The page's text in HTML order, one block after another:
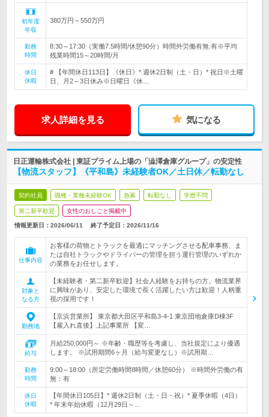
初年度
年収
380万円～550万円
勤務
時間
8:30～17:30（実働7.5時間/休憩90分）時間外労働有無:有※平均
残業時間15～20時間/月
休日
休暇
# 【年間休日113日】《休日》* 週休2日制（土・日）* 祝日※土曜
日、月2～3日休み※日曜日《休…
求人詳細を見る 気になる
日正運輸株式会社 | 東証プライム上場の「澁澤倉庫グループ」の安定性
【物流スタッフ】《平和島》未経験者OK／土日休／転勤なし
契約社員 職種・業種未経験OK 急募 転勤なし 学歴不問
第二新卒歓迎 女性のおしごと掲載中
情報更新日：2026/06/11 終了予定日： 2026/11/16
仕事内容
お客様の荷物とトラックを最適にマッチングさせる配車事務、ま
たは自社トラックやドライバーの管理を担う運行管理のいずれか
の業務をお任せします。
対象と
なる方
【未経験者・第二新卒歓迎】社会人経験をお持ちの方。物流業界
に興味があり、安定した環境で長く活躍したい方は歓迎！人柄重
視の採用です！
勤務地
【京浜営業所】 東京都大田区平和島3-4-1 東京団地倉庫D棟3F
【雇入れ直後】上記事業所 【変…
給与
月給250,000円～ ※年齢・職歴等を考慮し、当社規定により優遇
します。 ※試用期間6ヶ月（給与変更なし）※試用期…
勤務
時間
9:00～18:00（所定労働時間8時間／休憩60分） ※時間外労働の有
無：有
休日
休暇
【年間休日105日】* 週休2日制（土・日・祝）* 夏季休暇（4日）
* 年末年始休暇（12月29日～…